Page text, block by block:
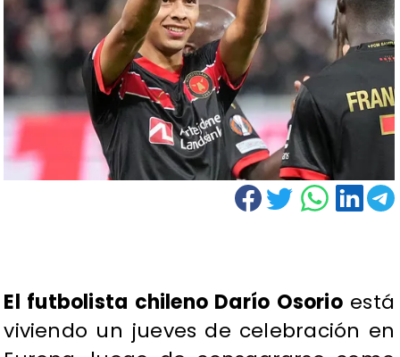
El futbolista chileno Darío Osorioestá
viviendo un jueves de celebración en